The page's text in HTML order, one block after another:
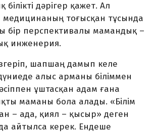
дәрігер қажет. Ал
тоғысқан тұсында
бір перспективалы мамандық –
инженерия.
шап­шаң дамып келе
алыс арманы біліммен
ұштасқан адам ғана
маманы бола алады. «Білім
– ада, қиял – қы­сыр» деген
айтылса керек. Ендеше